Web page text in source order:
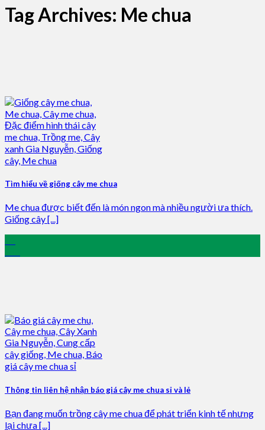
Tag Archives: Me chua
Tìm hiểu về giống cây me chua
Me chua được biết đến là món ngon mà nhiều người ưa thích.
Giống cây [...]
Thông tin liên hệ nhận báo giá cây me chua sỉ và lẻ
Bạn đang muốn trồng cây me chua để phát triển kinh tế nhưng
lại chưa [...]